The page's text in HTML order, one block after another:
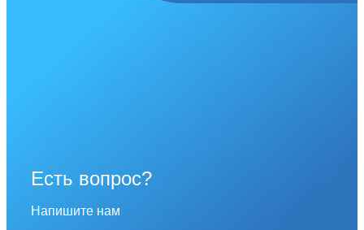
Есть вопрос?
Напишите нам